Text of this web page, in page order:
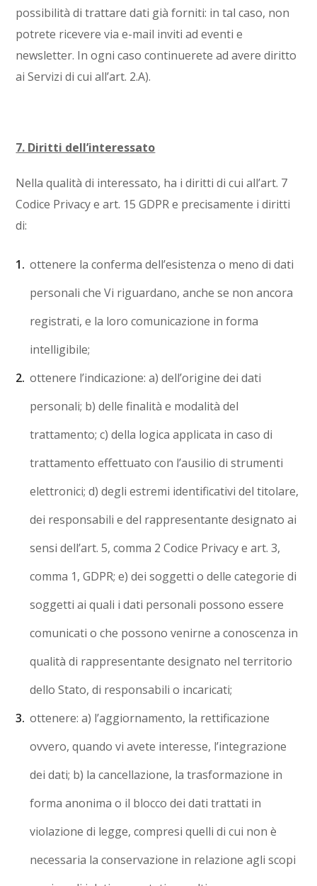
possibilità di trattare dati già forniti: in tal caso, non
potrete ricevere via e-mail inviti ad eventi e
newsletter. In ogni caso continuerete ad avere diritto
ai Servizi di cui all’art. 2.A).
7. Diritti dell’interessato
Nella qualità di interessato, ha i diritti di cui all’art. 7
Codice Privacy e art. 15 GDPR e precisamente i diritti
di:
ottenere la conferma dell’esistenza o meno di dati
personali che Vi riguardano, anche se non ancora
registrati, e la loro comunicazione in forma
intelligibile;
ottenere l’indicazione: a) dell’origine dei dati
personali; b) delle finalità e modalità del
trattamento; c) della logica applicata in caso di
trattamento effettuato con l’ausilio di strumenti
elettronici; d) degli estremi identificativi del titolare,
dei responsabili e del rappresentante designato ai
sensi dell’art. 5, comma 2 Codice Privacy e art. 3,
comma 1, GDPR; e) dei soggetti o delle categorie di
soggetti ai quali i dati personali possono essere
comunicati o che possono venirne a conoscenza in
qualità di rappresentante designato nel territorio
dello Stato, di responsabili o incaricati;
ottenere: a) l’aggiornamento, la rettificazione
ovvero, quando vi avete interesse, l’integrazione
dei dati; b) la cancellazione, la trasformazione in
forma anonima o il blocco dei dati trattati in
violazione di legge, compresi quelli di cui non è
necessaria la conservazione in relazione agli scopi